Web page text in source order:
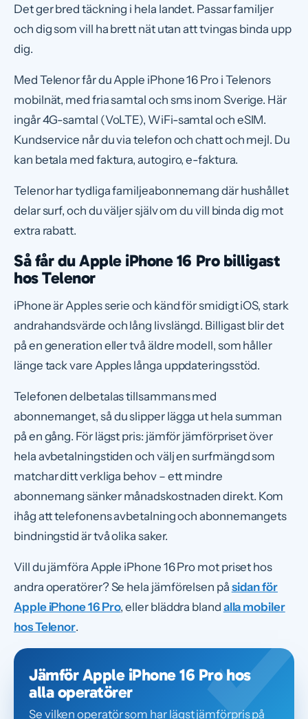
Det ger bred täckning i hela landet. Passar familjer
och dig som vill ha brett nät utan att tvingas binda upp
dig.
Med Telenor får du Apple iPhone 16 Pro i Telenors
mobilnät, med fria samtal och sms inom Sverige. Här
ingår 4G-samtal (VoLTE), WiFi-samtal och eSIM.
Kundservice når du via telefon och chatt och mejl. Du
kan betala med faktura, autogiro, e-faktura.
Telenor har tydliga familjeabonnemang där hushållet
delar surf, och du väljer själv om du vill binda dig mot
extra rabatt.
Så får du Apple iPhone 16 Pro billigast
hos Telenor
iPhone är Apples serie och känd för smidigt iOS, stark
andrahandsvärde och lång livslängd. Billigast blir det
på en generation eller två äldre modell, som håller
länge tack vare Apples långa uppdateringsstöd.
Telefonen delbetalas tillsammans med
abonnemanget, så du slipper lägga ut hela summan
på en gång. För lägst pris: jämför jämförpriset över
hela avbetalningstiden och välj en surfmängd som
matchar ditt verkliga behov – ett mindre
abonnemang sänker månadskostnaden direkt. Kom
ihåg att telefonens avbetalning och abonnemangets
bindningstid är två olika saker.
Vill du jämföra Apple iPhone 16 Pro mot priset hos
andra operatörer? Se hela jämförelsen på sidan för
Apple iPhone 16 Pro, eller bläddra bland alla mobiler
hos Telenor.
Jämför Apple iPhone 16 Pro hos
alla operatörer
Se vilken operatör som har lägst jämförpris på